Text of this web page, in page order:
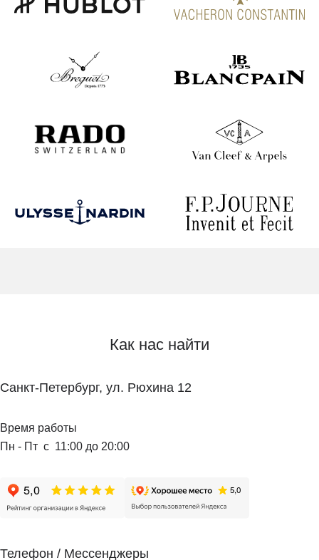
Как нас найти
Телефон / Мессенджеры
Санкт-Петербург, ул. Рюхина 12
Время работы
Пн - Пт с 11:00 до 20:00